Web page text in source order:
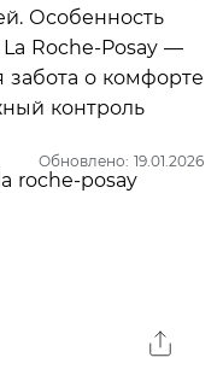
Обновлено: 19.01.2026
Особенность
Roche-Posay —
о комфорте
контроль